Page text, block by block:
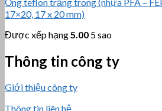
17×20, 17 x 20 mm)
Được xếp hạng5.00 5 sao
Thông tin công ty
Giới thiệu công ty
Thông tin liên hệ